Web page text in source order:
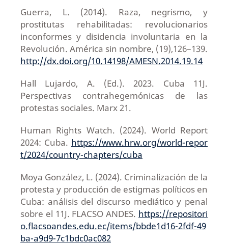
Guerra, L. (2014). Raza, negrismo, y
prostitutas rehabilitadas: revolucionarios
inconformes y disidencia involuntaria en la
Revolución. América sin nombre, (19),126–139.
http://dx.doi.org/10.14198/AMESN.2014.19.14
Hall Lujardo, A. (Ed.). 2023. Cuba 11J.
Perspectivas contrahegemónicas de las
protestas sociales. Marx 21.
Human Rights Watch. (2024). World Report
2024: Cuba. https://www.hrw.org/world-repor
t/2024/country-chapters/cuba
Moya González, L. (2024). Criminalización de la
protesta y producción de estigmas políticos en
Cuba: análisis del discurso mediático y penal
sobre el 11J. FLACSO ANDES. https://repositori
o.flacsoandes.edu.ec/items/bbde1d16-2fdf-49
ba-a9d9-7c1bdc0ac082